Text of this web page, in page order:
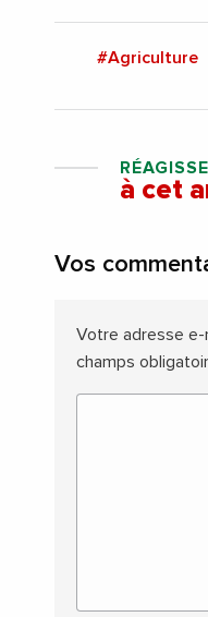
#Agriculture
à cet
Vos
Votre adresse e-
champs